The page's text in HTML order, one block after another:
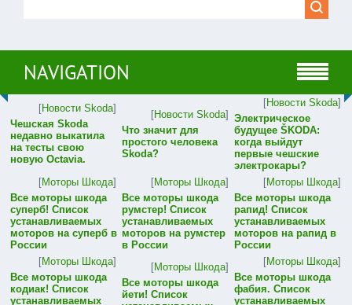
NAVIGATION
[Новости Skoda]
Чешская Skoda
недавно выкатила
на тесты свою
новую Octavia.
[Новости Skoda]
Что значит для
простого человека
Skoda?
[Новости Skoda]
Электрическое
будущее ŠKODA:
когда выйдут
первые чешские
электрокары?
[Моторы Шкода]
Все моторы шкода
суперб! Список
устанавливаемых
моторов на суперб в
России
[Моторы Шкода]
Все моторы шкода
румстер! Список
устанавливаемых
моторов на румстер
в России
[Моторы Шкода]
Все моторы шкода
рапид! Список
устанавливаемых
моторов на рапид в
России
[Моторы Шкода]
Все моторы шкода
кодиак! Список
устанавливаемых
[Моторы Шкода]
Все моторы шкода
йети! Список
[Моторы Шкода]
Все моторы шкода
фабия. Список
устанавливаемых